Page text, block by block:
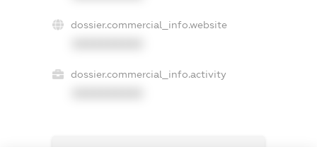
dossier.commercial_info.website
dossier.commercial_info.activity